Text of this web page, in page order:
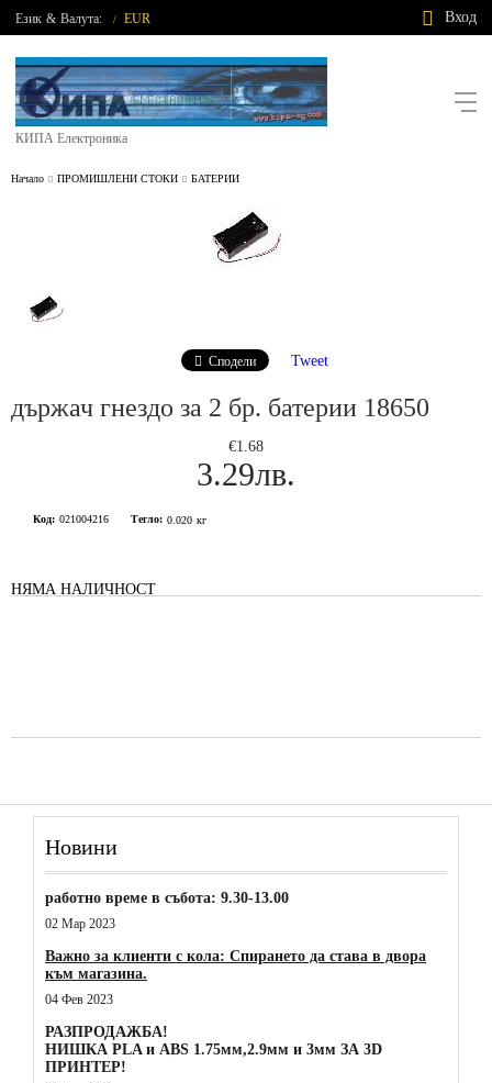
Език & Валута: / EUR Вход
КИПА Електроника
Начало ПРОМИШЛЕНИ СТОКИ БАТЕРИИ
Сподели Tweet
държач гнездо за 2 бр. батерии 18650
€1.68
3.29лв.
Код: 021004216 Тегло: 0.020 кг
НЯМА НАЛИЧНОСТ
Новини
работно време в събота: 9.30-13.00
02 Мар 2023
Важно за клиенти с кола: Спирането да става в двора
към магазина.
04 Фев 2023
РАЗПРОДАЖБА!
НИШКА PLA и ABS 1.75мм,2.9мм и 3мм ЗА 3D
ПРИНТЕР!